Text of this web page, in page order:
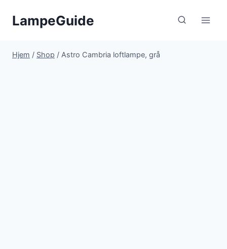
LampeGuide
Hjem / Shop / Astro Cambria loftlampe, grå